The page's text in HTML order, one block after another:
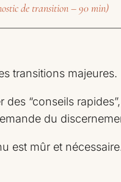
de transition – 90 min)
transitions majeures.
“conseils
du
est mûr et